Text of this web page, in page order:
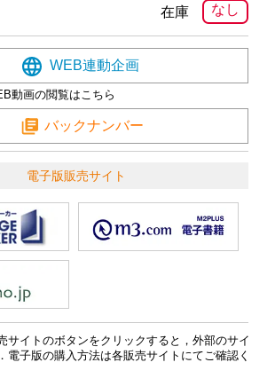
なし
在庫
WEB連動企画
動画の閲覧はこちら
バックナンバー
電子版販売サイト
サイトのボタンをクリックすると，外部のサイ
電子版の購入方法は各販売サイトにてご確認く